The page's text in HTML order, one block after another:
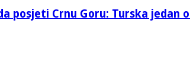
posjeti Crnu Goru: Turska